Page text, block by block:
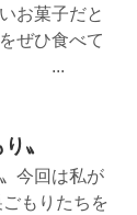
お菓子だと
ぜひ食べて
...
〟
今回は私が
もりたちを